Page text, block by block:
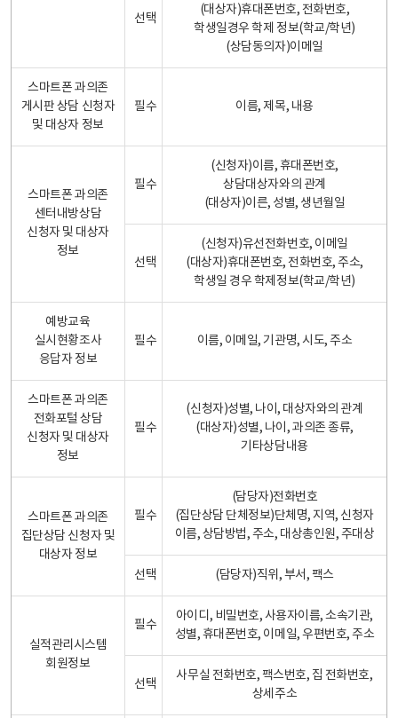
선택
(대상자)휴대폰번호, 전화번호,
학생일경우 학제 정보(학교/학년)
(상담동의자)이메일
스마트폰 과의존
게시판 상담 신청자
및 대상자 정보
필수 이름, 제목, 내용
스마트폰 과의존
센터내방상담
신청자 및 대상자
정보
필수
(신청자)이름, 휴대폰번호,
상담대상자와의 관계
(대상자)이른, 성별, 생년월일
선택
(신청자)유선전화번호, 이메일
(대상자)휴대폰번호, 전화번호, 주소,
학생일 경우 학제정보(학교/학년)
예방교육
실시현황조사
응답자 정보
필수 이름, 이메일, 기관명, 시도, 주소
스마트폰 과의존
전화포털 상담
신청자 및 대상자
정보
필수
(신청자)성별, 나이, 대상자와의 관계
(대상자)성별, 나이, 과의존 종류,
기타상담내용
스마트폰 과의존
집단상담 신청자 및
대상자 정보
필수
(담당자)전화번호
(집단상담 단체정보)단체명, 지역, 신청자
이름, 상담방법, 주소, 대상총인원, 주대상
선택 (담당자)직위, 부서, 팩스
실적관리시스템
회원정보
필수
아이디, 비밀번호, 사용자이름, 소속기관,
성별, 휴대폰번호, 이메일, 우편번호, 주소
선택
사무실 전화번호, 팩스번호, 집 전화번호,
상세주소